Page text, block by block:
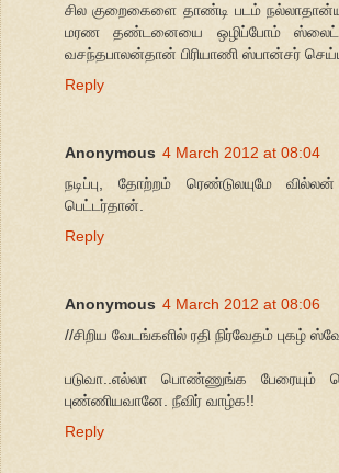
சில குறைகைளை தாண்டி படம்
மரண தண்டனையை ஒழிப்போம் ஸ்லைட்?
வசந்தபாலன்தான் பிரியாணி ஸ்பான்சர்
Reply
Anonymous 4 March 2012 at 08:04
நடிப்பு, தோற்றம் ரெண்டுலயுமே
பெட்டர்தான்.
Reply
Anonymous 4 March 2012 at 08:06
//சிறிய வேடங்களில் ரதி நிர்வேதம் புகழ்
படுவா..எல்லா பொண்ணுங்க பேரையும்
புண்ணியவானே. நீவிர் வாழ்க!!
Reply